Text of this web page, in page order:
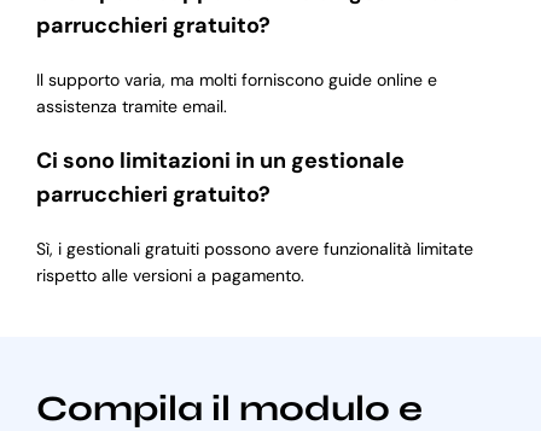
parrucchieri gratuito?
Il supporto varia, ma molti forniscono guide online e
assistenza tramite email.
Ci sono limitazioni in un gestionale
parrucchieri gratuito?
Sì, i gestionali gratuiti possono avere funzionalità limitate
rispetto alle versioni a pagamento.
Compila il modulo e